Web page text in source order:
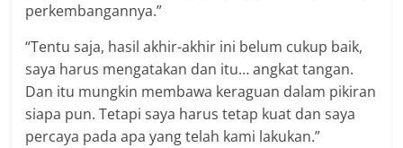
perkembangannya.”
“Tentu saja, hasil akhir-akhir ini belum cukup baik,
saya harus mengatakan dan itu… angkat tangan.
Dan itu mungkin membawa keraguan dalam pikiran
siapa pun. Tetapi saya harus tetap kuat dan saya
percaya pada apa yang telah kami lakukan.”